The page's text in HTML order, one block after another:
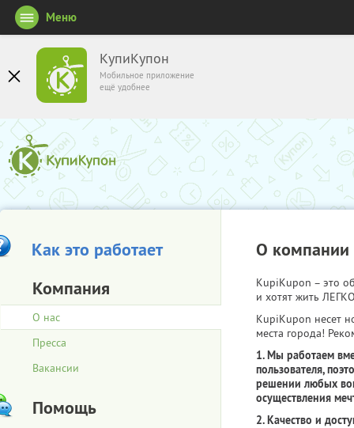
КупиКупон
Мобильное приложение
ещё удобнее
Меню
Как это работает
Компания
О нас
Пресса
Вакансии
Помощь
О компании
KupiKupon – это
и хотят жить
KupiKupon несет
места города!
1. Мы работаем
пользователя,
решении любых
осуществления
2. Качество и